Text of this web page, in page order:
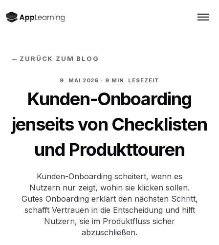
← ZURÜCK ZUM BLOG
9. MAI 2026 · 9 MIN. LESEZEIT
Kunden-Onboarding
jenseits von Checklisten
und Produkttouren
Kunden-Onboarding scheitert, wenn es
Nutzern nur zeigt, wohin sie klicken sollen.
Gutes Onboarding erklärt den nächsten Schritt,
schafft Vertrauen in die Entscheidung und hilft
Nutzern, sie im Produktfluss sicher
abzuschließen.